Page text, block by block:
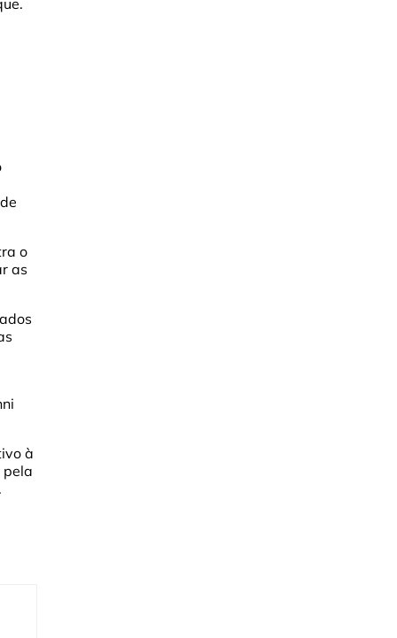
o
as
à
pela